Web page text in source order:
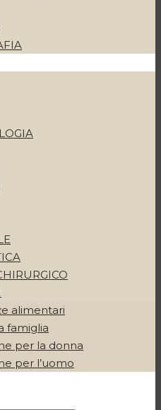
alimentari
famiglia
per la donna
per l’uomo